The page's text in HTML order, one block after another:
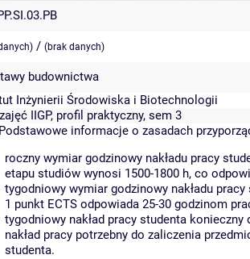
/ (brak danych)
budownictwa
Inżynierii Środowiska i Biotechnologii
IIGP, profil praktyczny, sem 3
Podstawowe informacje o zasadach
roczny wymiar godzinowy nakładu pracy
etapu studiów wynosi 1500-1800 h, co
tygodniowy wymiar godzinowy nakładu
1 punkt ECTS odpowiada 25-30 godzinom
tygodniowy nakład pracy studenta
nakład pracy potrzebny do zaliczenia
studenta.